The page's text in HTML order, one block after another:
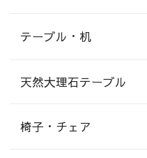
テーブル・机
天然大理石テーブル
椅子・チェア